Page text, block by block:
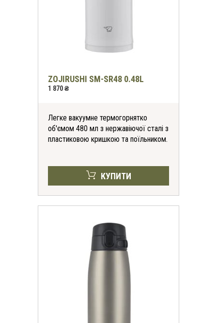
ZOJIRUSHI SM-SR48 0.48L
1 870 ₴
Легке вакуумне термогорнятко
об'ємом 480 мл з нержавіючої сталі з
пластиковою кришкою та поїльником.
КУПИТИ